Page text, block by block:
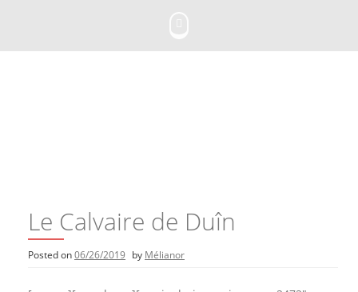
Le Calvaire de Duîn
Posted on06/26/2019 by Mélianor